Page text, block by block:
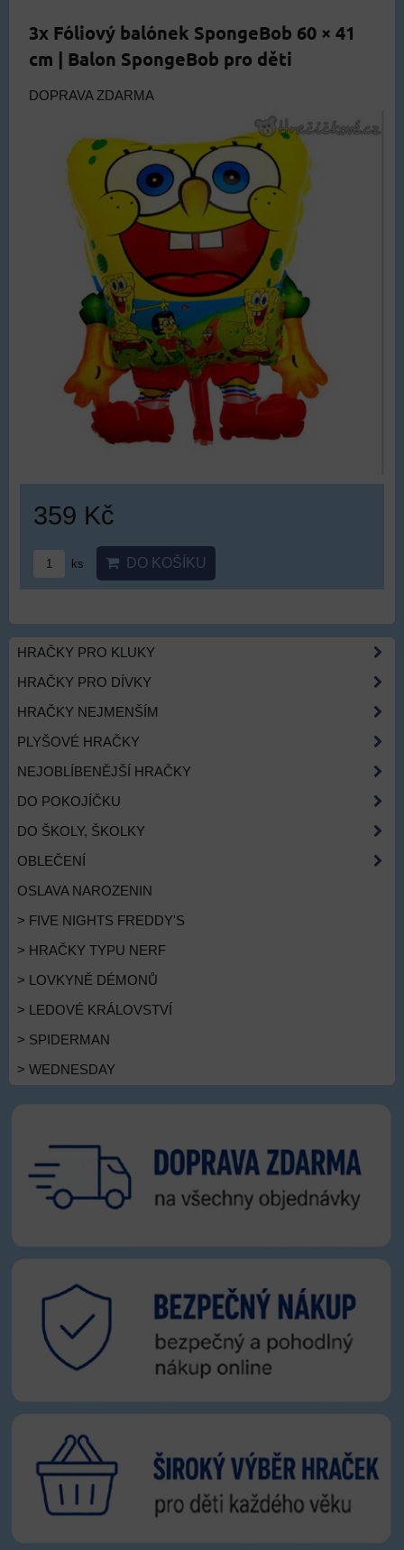
3x Fóliový balónek SpongeBob 60 × 41
cm | Balon SpongeBob pro děti
DOPRAVA ZDARMA
359 Kč
ks DO KOŠÍKU
HRAČKY PRO KLUKY
HRAČKY PRO DÍVKY
HRAČKY NEJMENŠÍM
PLYŠOVÉ HRAČKY
NEJOBLÍBENĚJŠÍ HRAČKY
DO POKOJÍČKU
DO ŠKOLY, ŠKOLKY
OBLEČENÍ
OSLAVA NAROZENIN
> FIVE NIGHTS FREDDY'S
> HRAČKY TYPU NERF
> LOVKYNĚ DÉMONŮ
> LEDOVÉ KRÁLOVSTVÍ
> SPIDERMAN
> WEDNESDAY